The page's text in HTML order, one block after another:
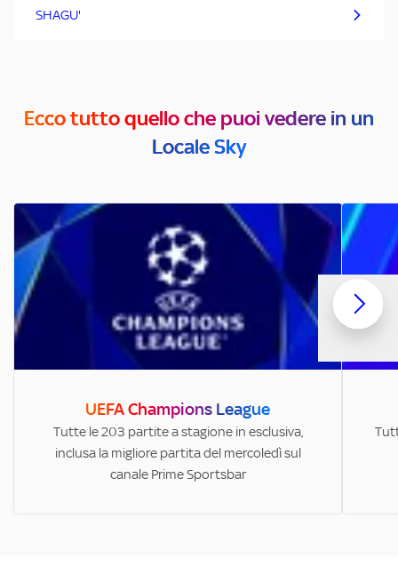
SHAGU'
Ecco tutto quello che puoi vedere in un
Locale Sky
UEFA Champions League
Tutte le 203 partite a stagione in esclusiva,
inclusa la migliore partita del mercoledì sul
canale Prime Sportsbar